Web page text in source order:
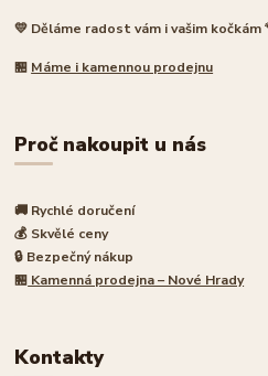
💛 Děláme radost vám i vašim kočkám
🏪 Máme i kamennou prodejnu
Proč nakoupit u nás
🚚 Rychlé doručení
💰 Skvělé ceny
🔒 Bezpečný nákup
🏪 Kamenná prodejna – Nové Hrady
Kontakty